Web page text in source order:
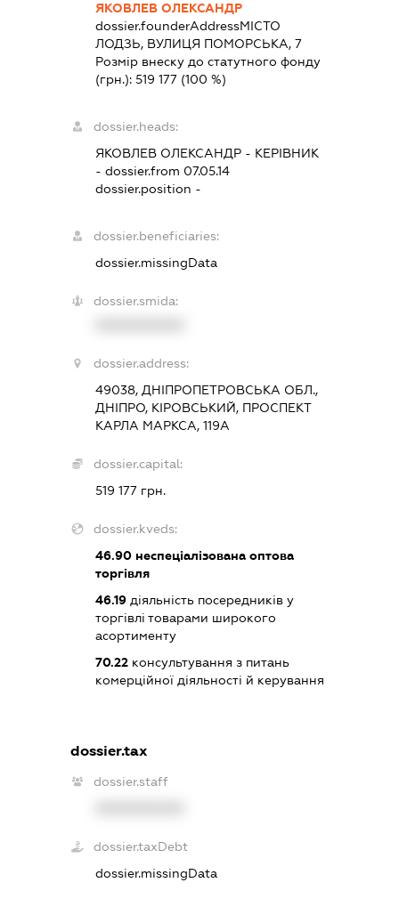
ЯКОВЛЕВ ОЛЕКСАНДР
dossier.founderAddressМІСТО
ЛОДЗЬ, ВУЛИЦЯ ПОМОРСЬКА, 7
Розмір внеску до статутного фонду
(грн.):519 177 (100 %)
dossier.heads:
ЯКОВЛЕВ ОЛЕКСАНДР - КЕРІВНИК
- dossier.from 07.05.14
dossier.position -
dossier.beneficiaries:
dossier.missingData
dossier.smida:
dossier.address:
49038, ДНІПРОПЕТРОВСЬКА ОБЛ.,
ДНІПРО, КІРОВСЬКИЙ, ПРОСПЕКТ
КАРЛА МАРКСА, 119А
dossier.capital:
519 177 грн.
dossier.kveds:
46.90 неспеціалізована оптова
торгівля
46.19 діяльність посередників у
торгівлі товарами широкого
асортименту
70.22 консультування з питань
комерційної діяльності й керування
dossier.tax
dossier.staff
dossier.taxDebt
dossier.missingData